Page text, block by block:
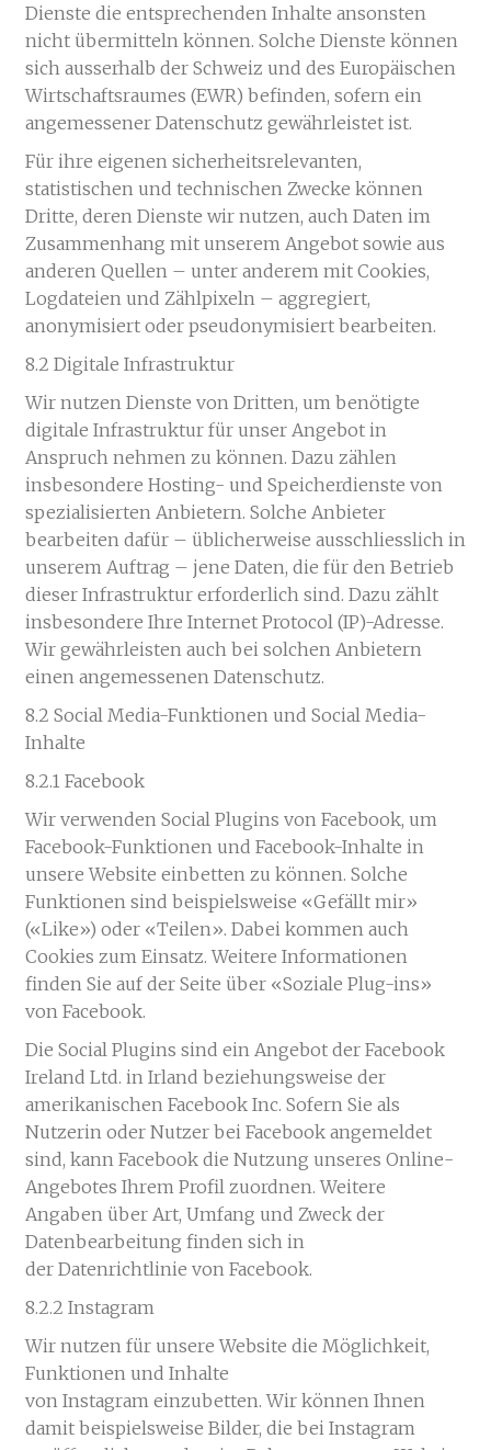
Dienste die entsprechenden Inhalte ansonsten
nicht übermitteln können. Solche Dienste können
sich ausserhalb der Schweiz und des Europäischen
Wirtschaftsraumes (EWR) befinden, sofern ein
angemessener Datenschutz gewährleistet ist.
Für ihre eigenen sicherheitsrelevanten,
statistischen und technischen Zwecke können
Dritte, deren Dienste wir nutzen, auch Daten im
Zusammenhang mit unserem Angebot sowie aus
anderen Quellen – unter anderem mit Cookies,
Logdateien und Zählpixeln – aggregiert,
anonymisiert oder pseudonymisiert bearbeiten.
8.2 Digitale Infrastruktur
Wir nutzen Dienste von Dritten, um benötigte
digitale Infrastruktur für unser Angebot in
Anspruch nehmen zu können. Dazu zählen
insbesondere Hosting- und Speicherdienste von
spezialisierten Anbietern. Solche Anbieter
bearbeiten dafür – üblicherweise ausschliesslich in
unserem Auftrag – jene Daten, die für den Betrieb
dieser Infrastruktur erforderlich sind. Dazu zählt
insbesondere Ihre Internet Protocol (IP)-Adresse.
Wir gewährleisten auch bei solchen Anbietern
einen angemessenen Datenschutz.
8.2 Social Media-Funktionen und Social Media-
Inhalte
8.2.1 Facebook
Wir verwenden Social Plugins von Facebook, um
Facebook-Funktionen und Facebook-Inhalte in
unsere Website einbetten zu können. Solche
Funktionen sind beispielsweise «Gefällt mir»
(«Like») oder «Teilen». Dabei kommen auch
Cookies zum Einsatz. Weitere Informationen
finden Sie auf der Seite über «Soziale Plug-ins»
von Facebook.
Die Social Plugins sind ein Angebot der Facebook
Ireland Ltd. in Irland beziehungsweise der
amerikanischen Facebook Inc. Sofern Sie als
Nutzerin oder Nutzer bei Facebook angemeldet
sind, kann Facebook die Nutzung unseres Online-
Angebotes Ihrem Profil zuordnen. Weitere
Angaben über Art, Umfang und Zweck der
Datenbearbeitung finden sich in
der Datenrichtlinie von Facebook.
8.2.2 Instagram
Wir nutzen für unsere Website die Möglichkeit,
Funktionen und Inhalte
von Instagram einzubetten. Wir können Ihnen
damit beispielsweise Bilder, die bei Instagram